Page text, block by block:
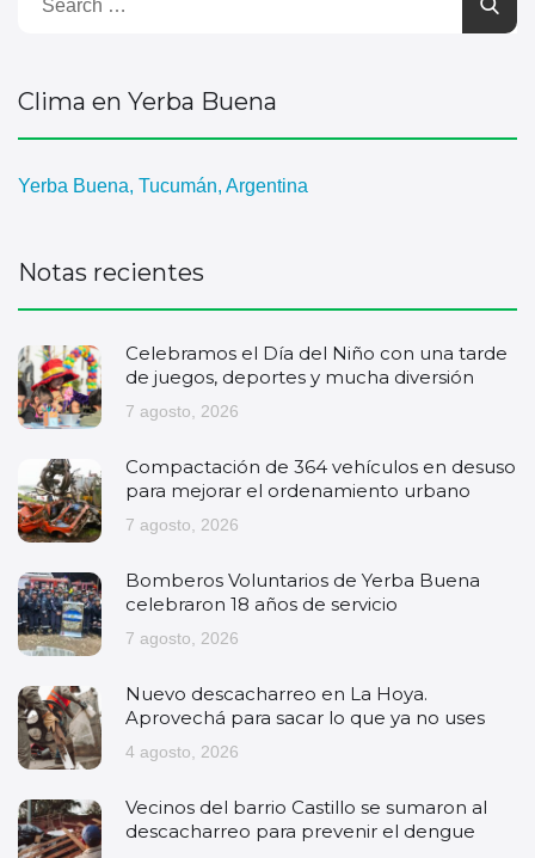
Clima en Yerba Buena
Yerba Buena, Tucumán, Argentina
Notas recientes
Celebramos el Día del Niño con una tarde
de juegos, deportes y mucha diversión
7 agosto, 2026
Compactación de 364 vehículos en desuso
para mejorar el ordenamiento urbano
7 agosto, 2026
Bomberos Voluntarios de Yerba Buena
celebraron 18 años de servicio
7 agosto, 2026
Nuevo descacharreo en La Hoya.
Aprovechá para sacar lo que ya no uses
4 agosto, 2026
Vecinos del barrio Castillo se sumaron al
descacharreo para prevenir el dengue